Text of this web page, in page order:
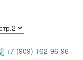
+7 (909) 162-96-96